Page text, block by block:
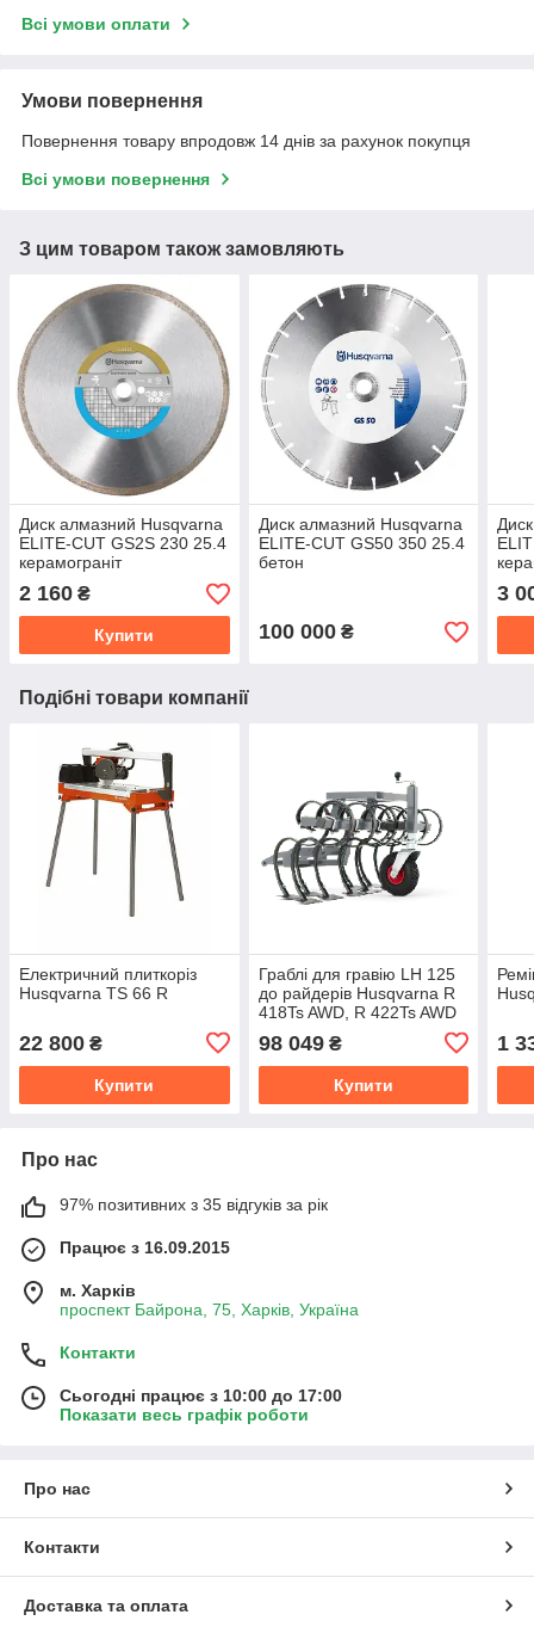
Всі умови оплати
Умови повернення
Повернення товару впродовж 14 днів за рахунок покупця
Всі умови повернення
З цим товаром також замовляють
Диск алмазний Husqvarna
ELITE-CUT GS2S 230 25.4
керамограніт
2 160 ₴
Купити
Диск алмазний Husqvarna
ELITE-CUT GS50 350 25.4
бетон
100 000₴
3
Подібні товари компанії
Електричний плиткоріз
Husqvarna TS 66 R
22 800 ₴
Купити
Граблі для гравію LH 125
до райдерів Husqvarna R
418Ts AWD, R 422Ts AWD
98 049₴
Купити
1
Про нас
97% позитивних з 35 відгуків за рік
Працює з 16.09.2015
м. Харків
проспект Байрона, 75, Харків, Україна
Контакти
Сьогодні працює з 10:00 до 17:00
Показати весь графік роботи
Про нас
Контакти
Доставка та оплата